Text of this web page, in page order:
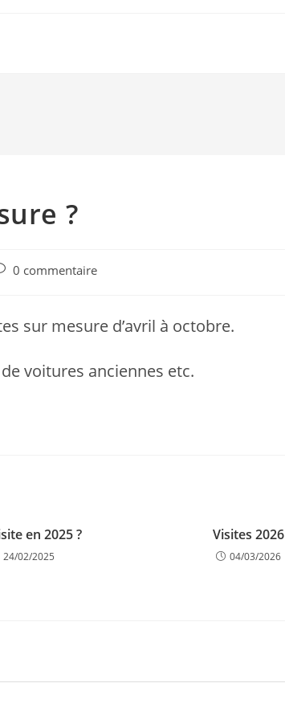
?
0 commentaire
sur mesure d’avril à octobre.
voitures anciennes etc.
en 2025 ?
24/02/2025
Visites 2026
04/03/2026